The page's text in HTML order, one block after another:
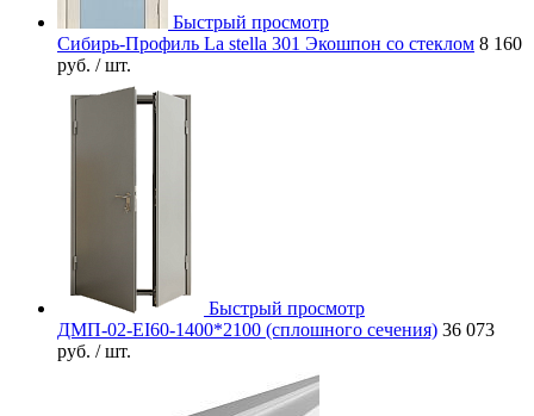
Быстрый просмотр
Сибирь-Профиль La stella 301 Экошпон со стеклом 8 160
руб. / шт.
Быстрый просмотр
ДМП-02-EI60-1400*2100 (сплошного сечения) 36 073
руб. / шт.